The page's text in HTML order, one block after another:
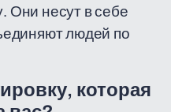
Они несут в себе
людей по
которая